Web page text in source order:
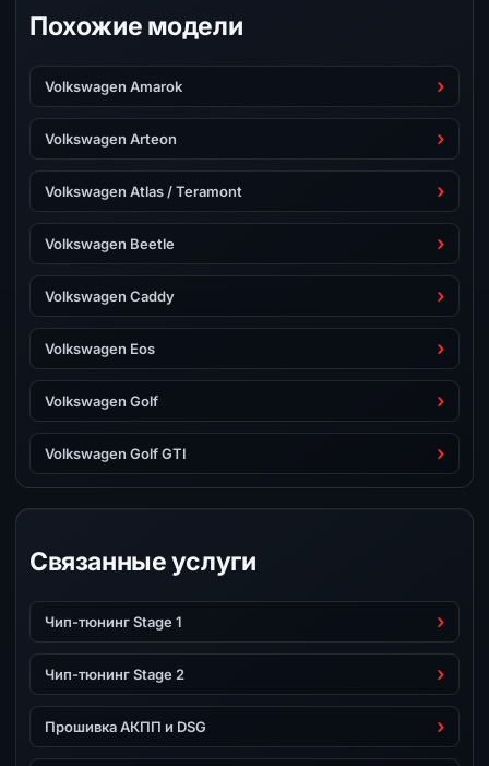
Похожие модели
Volkswagen Amarok
Volkswagen Arteon
Volkswagen Atlas / Teramont
Volkswagen Beetle
Volkswagen Caddy
Volkswagen Eos
Volkswagen Golf
Volkswagen Golf GTI
Связанные услуги
Чип-тюнинг Stage 1
Чип-тюнинг Stage 2
Прошивка АКПП и DSG